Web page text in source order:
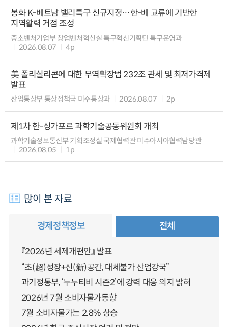
봉화 K-베트남 밸리특구 신규지정…한-베 교류에 기반한
지역활력 거점 조성
중소벤처기업부 창업벤처혁신실 특구혁신기획단 특구운영과
2026.08.07
4p
美 폴리실리콘에 대한 무역확장법 232조 관세 및 최저가격제
발표
산업통상부 통상정책국 미주통상과 2026.08.07 2p
제1차 한-싱가포르 과학기술공동위원회 개최
과학기술정보통신부 기획조정실 국제협력관 미주아시아협력담당관
2026.08.05
1p
많이 본 자료
경제정책정보 전체
『2026년 세제개편안』 발표
“초(超)성장+신(新)공간, 대체불가 산업강국”
과기정통부, ‘누누티비 시즌2’에 강력 대응 의지 밝혀
2026년 7월 소비자물가동향
7월 소비자물가는 2.8% 상승